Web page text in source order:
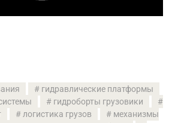
гидравлические платформы
гидроборты грузовики
логистика грузов
механизмы